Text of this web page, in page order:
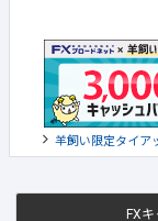
FXキ
羊飼い限定タイア